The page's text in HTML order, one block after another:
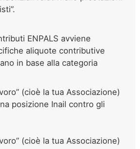
ENPALS avviene
aliquote contributive
in base alla categoria
(cioè la tua Associazione)
posizione Inail contro gli
(cioè la tua Associazione)